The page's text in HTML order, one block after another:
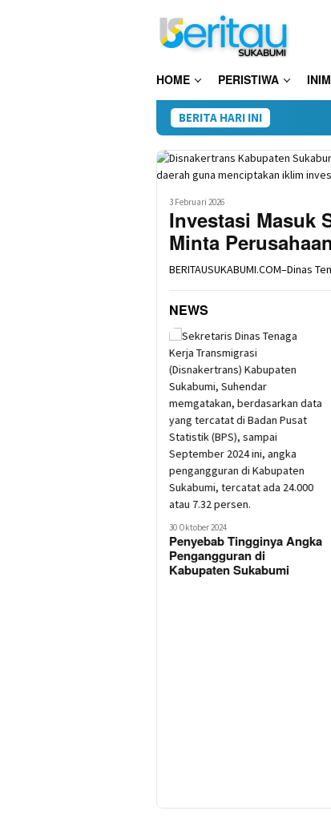
HOME PERISTIWA
BERITA HARI INI
3 Februari 2026
Investasi Masuk
Minta
BERITAUSUKABUMI.COM–Dinas
NEWS
30 Oktober 2024
Penyebab Tingginya Angka
Pengangguran di
Kabupaten Sukabumi